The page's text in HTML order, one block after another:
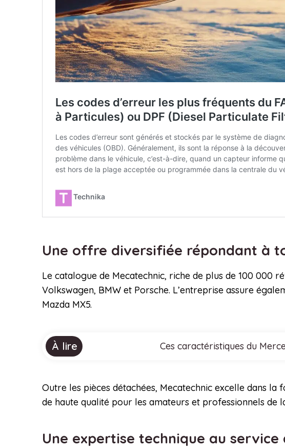
Une offre diversifiée répondant à
Le catalogue de Mecatechnic, riche de plus de 100 000
Volkswagen, BMW et Porsche. L’entreprise assure
Mazda MX5.
À lire Ces caractéristiques du
Outre les pièces détachées, Mecatechnic excelle dans
de haute qualité pour les amateurs et professionnels de
Une expertise technique au service